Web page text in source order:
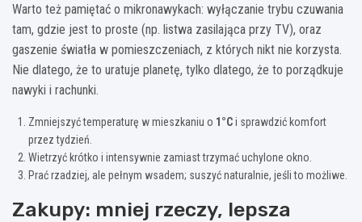
Warto też pamiętać o mikronawykach: wyłączanie trybu czuwania
tam, gdzie jest to proste (np. listwa zasilająca przy TV), oraz
gaszenie światła w pomieszczeniach, z których nikt nie korzysta.
Nie dlatego, że to uratuje planetę, tylko dlatego, że to porządkuje
nawyki i rachunki.
Zmniejszyć temperaturę w mieszkaniu o 1°Ci sprawdzić komfort
przez tydzień.
Wietrzyć krótko i intensywnie zamiast trzymać uchylone okno.
Prać rzadziej, ale pełnym wsadem; suszyć naturalnie, jeśli to możliwe.
Zakupy: mniej rzeczy, lepsza